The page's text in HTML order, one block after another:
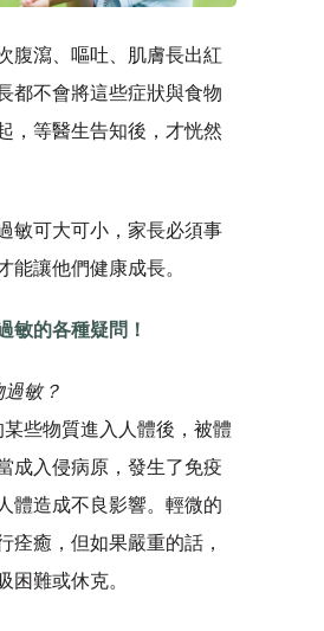
腹瀉、嘔吐、肌膚長出紅
都不會將這些症狀與食物
，等醫生告知後，才恍然
敏可大可小，家長必須事
能讓他們健康成長。
敏的各種疑問！
敏？
些物質進入人體後，被體
成入侵病原，發生了免疫
體造成不良影響。輕微的
痊癒，但如果嚴重的話，
困難或休克。